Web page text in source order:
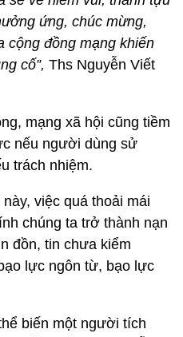
ứng, chúc mừng,
cộng đồng mạng khiến
cố”, Ths Nguyễn Viết
mạng xã hội cũng tiềm
nếu người dùng sử
trách nhiệm.
việc quá thoải mái
chúng ta trở thành nạn
đồn, tin chưa kiểm
lực ngôn từ, bạo lực
biến một người tích